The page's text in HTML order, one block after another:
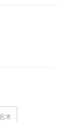
木